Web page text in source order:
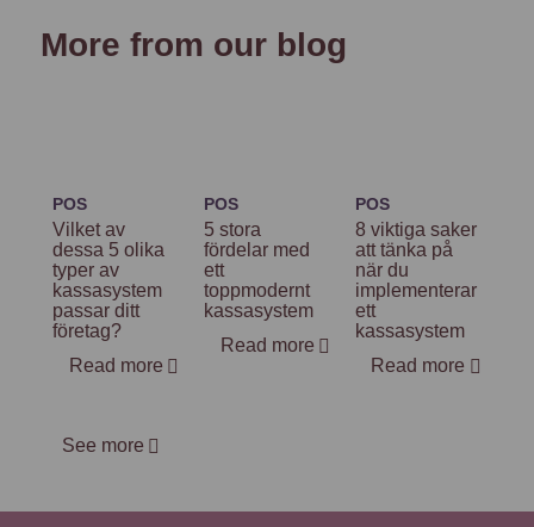
More from our blog
POS
Vilket av
dessa 5 olika
typer av
kassasystem
passar ditt
företag?
Read more
POS
5 stora
fördelar med
ett
toppmodernt
kassasystem
Read more
POS
8 viktiga saker
att tänka på
när du
implementerar
ett
kassasystem
Read more
See more